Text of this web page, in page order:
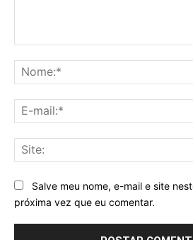
Salve meu nome, e-mail e site
próxima vez que eu comentar.